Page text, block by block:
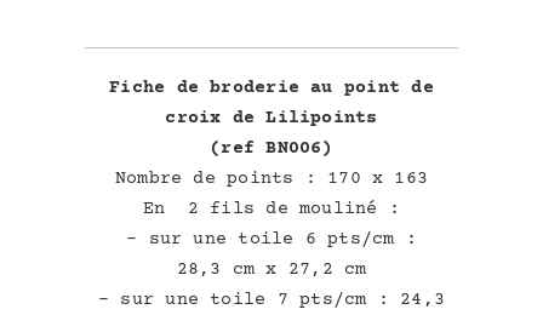
Fiche de broderie au point de
croix de Lilipoints
(ref BN006)
Nombre de points : 170 x 163
En 2 fils de mouliné :
– sur une toile 6 pts/cm :
28,3 cm x 27,2 cm
– sur une toile 7 pts/cm : 24,3